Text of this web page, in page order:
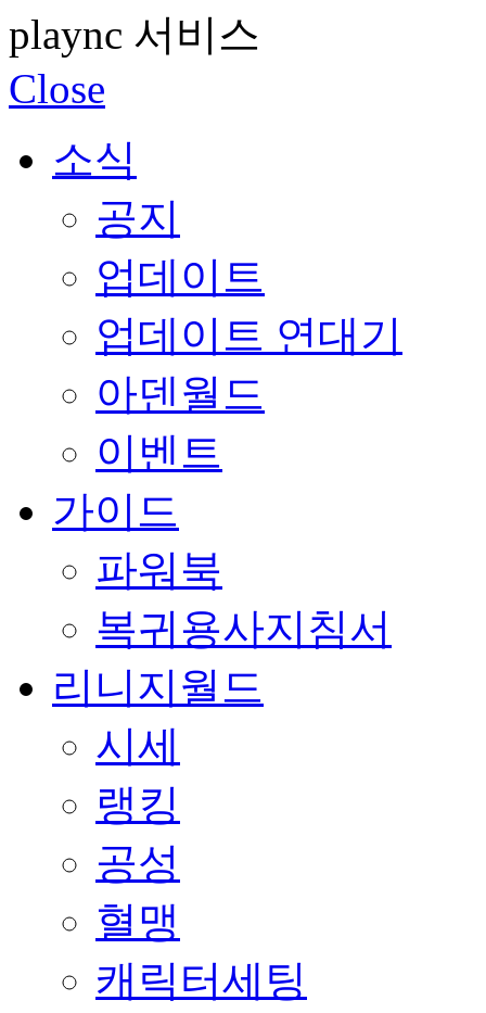
plaync 서비스
Close
소식
공지
업데이트
업데이트 연대기
아덴월드
이벤트
가이드
파워북
복귀용사지침서
리니지월드
시세
랭킹
공성
혈맹
캐릭터세팅